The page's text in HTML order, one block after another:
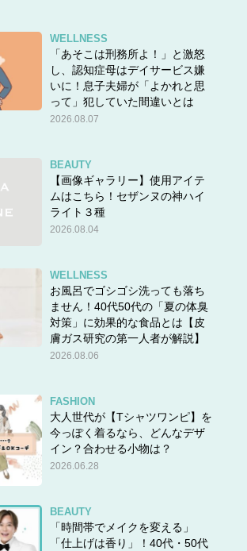
WELLNESS
「あそこは刑務所よ！」と激怒
し、認知症母はデイサービス嫌
いに！息子夫婦が「よかれと思
って」犯していた間違いとは
2026.08.07
BEAUTY
【画像ギャラリー】使用アイテ
ムはこちら！セザンヌの神ハイ
ライト３種
2026.08.04
WELLNESS
お風呂でゴシゴシ洗っても落ち
ません！40代50代の「夏の体臭
対策」に効果的な食品とは【皮
膚ガス研究の第一人者が解説】
2026.08.06
FASHION
大人世代が【Tシャツワンピ】を
今っぽく着るなら、どんなデザ
イン？合わせる小物は？
2026.06.28
BEAUTY
「時間帯でメイクを変える」
「仕上げは香り」！40代・50代